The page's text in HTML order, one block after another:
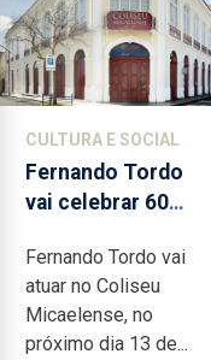
CULTURA E SOCIAL
Fernando Tordo
vai celebrar 60
no Coliseu
Micaelense
Fernando Tordo vai
atuar no Coliseu
Micaelense, no
próximo dia 13 de...